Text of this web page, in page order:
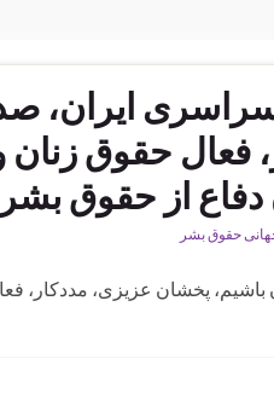
ایران،
فعال حقوق زنان
از حقوق بشر
حقوق بشر
پخشان عزیزی، مددکار،